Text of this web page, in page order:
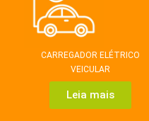
CARREGADOR ELÉTRICO
VEICULAR
Leia mais